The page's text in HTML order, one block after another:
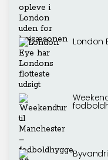
London